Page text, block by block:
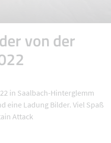
von der
in Saalbach-Hinterglemm
eine Ladung Bilder. Viel Spaß
Attack